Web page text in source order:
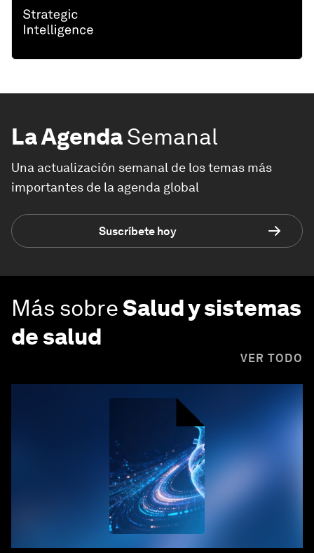
La AgendaSemanal
Una actualización semanal de los temas más
importantes de la agenda global
Suscríbete hoy
Más sobreSalud y sistemas
de salud
VER TODO